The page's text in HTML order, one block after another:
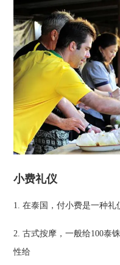
小费礼仪
1. 在泰国，付小费是一种礼
2. 古式按摩，一般给100泰
性给